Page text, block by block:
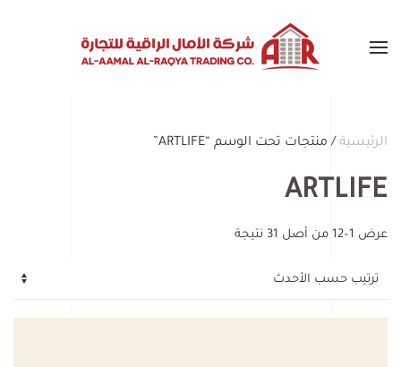
Skip to main content
الرئيسية / منتجات تحت الوسم “ARTLIFE”
ARTLIFE
عرض 1–12 من أصل 31 نتيجة
تم